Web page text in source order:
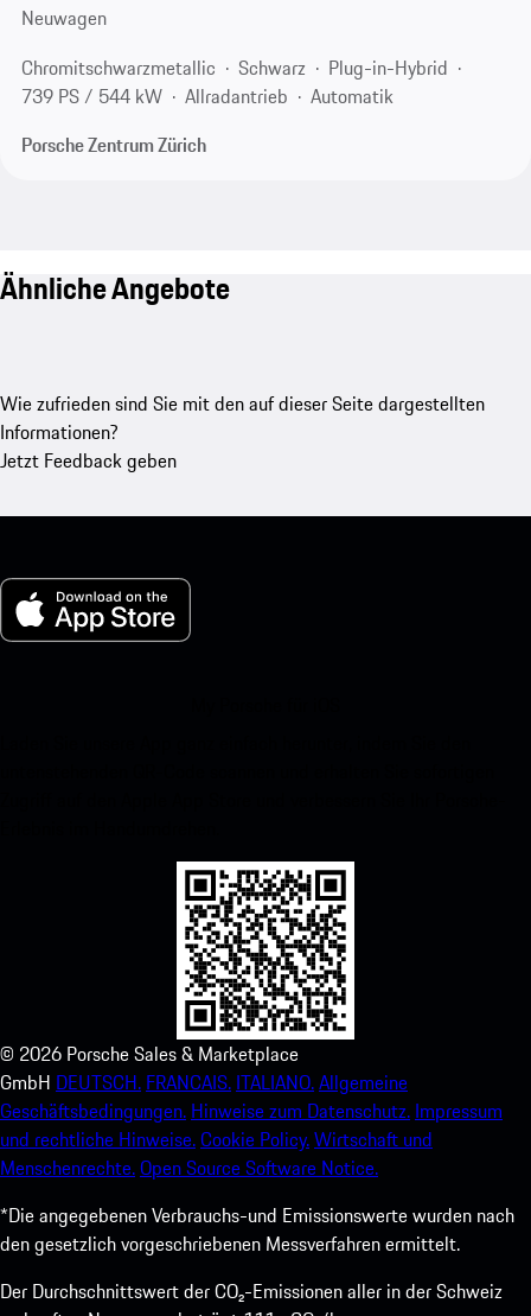
Neuwagen
Chromitschwarzmetallic
Schwarz
Plug-in-Hybrid
739 PS / 544 kW
Allradantrieb
Automatik
Porsche Zentrum Zürich
Ähnliche Angebote
Wie zufrieden sind Sie mit den auf dieser Seite dargestellten
Informationen?
Jetzt Feedback geben
© 2026 Porsche Sales & Marketplace
GmbH DEUTSCH. FRANCAIS. ITALIANO.Allgemeine
Geschäftsbedingungen. Hinweise zum Datenschutz. Impressum
und rechtliche Hinweise.Cookie Policy.Wirtschaft und
Menschenrechte.Open Source Software Notice.
*Die angegebenen Verbrauchs-und Emissionswerte wurden nach
den gesetzlich vorgeschriebenen Messverfahren ermittelt.
Der Durchschnittswert der CO₂-Emissionen aller in der Schweiz